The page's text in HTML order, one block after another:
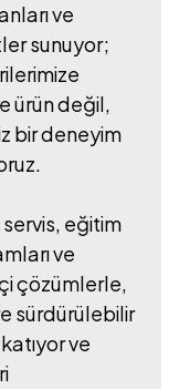
ve
sunuyor;
ürün değil,
bir deneyim
eğitim
ve
çözümlerle,
sürdürülebilir
ve